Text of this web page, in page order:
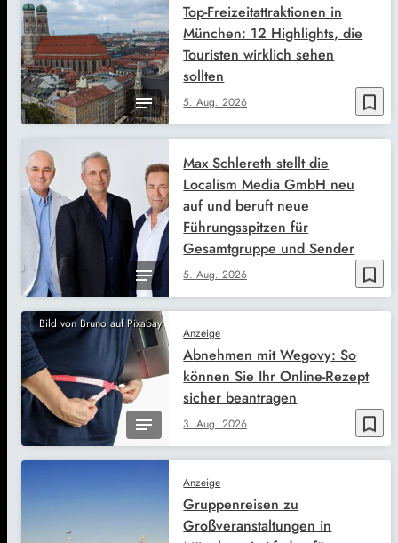
bookmark_border
5. Aug. 2026
Top-Freizeitattraktionen in
München: 12 Highlights, die
Touristen wirklich sehen
sollten
bookmark_border
5. Aug. 2026
Max Schlereth stellt die
Localism Media GmbH neu
auf und beruft neue
Führungsspitzen für
Gesamtgruppe und Sender
Bild von Bruno auf Pixabay
bookmark_border
Anzeige
3. Aug. 2026
Abnehmen mit Wegovy: So
können Sie Ihr Online-Rezept
sicher beantragen
Anzeige
Gruppenreisen zu
Großveranstaltungen in